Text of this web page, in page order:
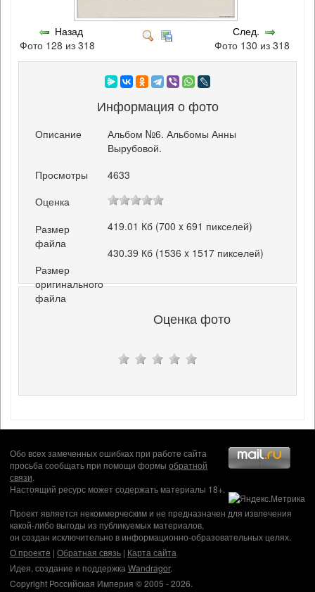
Назад
Фото 128 из 318
След.
Фото 130 из 318
Информация о фото
Описание
Альбом №6. Альбомы Анны
Вырубовой.
Просмотры
4633
Оценка
Размер
файла
419.01 Кб (700 x 691 пикселей)
Размер
оригинального
файла
430.39 Кб (1536 x 1517 пикселей)
Оценка фото
Обо всех замеченных ошибках при работе сайта
просьба сообщать при помощи формы обратной
связи.
Настоящий ресурс может содержать материалы 18+.
Проект является некоммерческим и не предназначен для извлечения
какой-либо выгоды из публикуемых материалов,
он создан исключительно в информационно-образовательных целях.
О проекте | Обратная связь | Карта сайта
Идея, создание и поддержка Wandragor.
Copyright Российская Империя © 2005 - 2026.